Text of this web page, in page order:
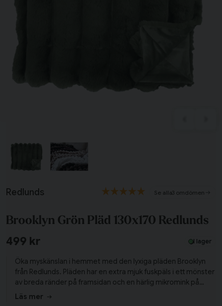
Redlunds 3 omdömen
Brooklyn Grön Pläd 130x170 Redlunds
499 kr I lager
Öka myskänslan i hemmet med den lyxiga pläden Brooklyn
från Redlunds. Pläden har en extra mjuk fuskpäls i ett mönster
av breda ränder på framsidan och en härlig mikromink på
baksidan. Matcha gärna pläden med kuddfodralet med
Läs mer
Tillagd i varukorgen